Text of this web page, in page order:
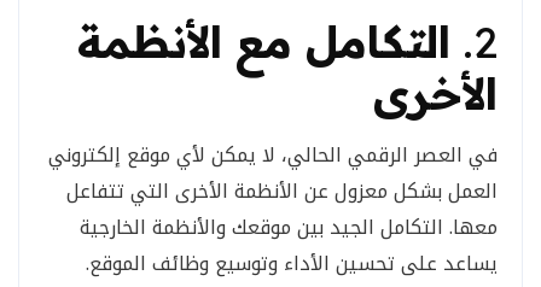
2. التكامل مع الأنظمة
الأخرى
في العصر الرقمي الحالي، لا يمكن لأي موقع إلكتروني
العمل بشكل معزول عن الأنظمة الأخرى التي تتفاعل
معها. التكامل الجيد بين موقعك والأنظمة الخارجية
يساعد على تحسين الأداء وتوسيع وظائف الموقع.